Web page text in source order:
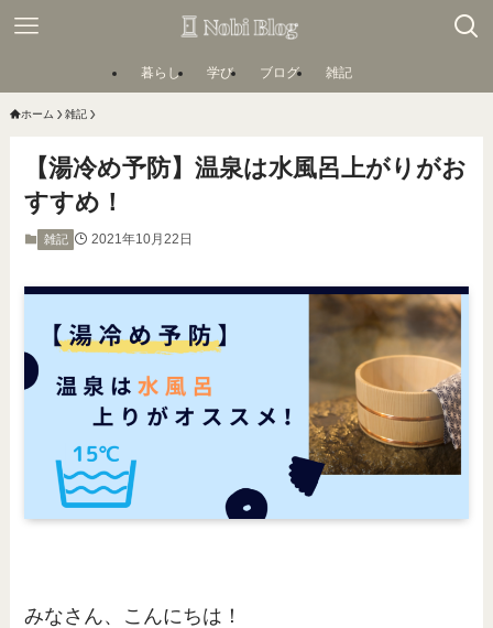
暮らし 学び ブログ 雑記
ホーム 雑記
【湯冷め予防】温泉は水風呂上がりがお
すすめ！
雑記 2021年10月22日
みなさん、こんにちは！